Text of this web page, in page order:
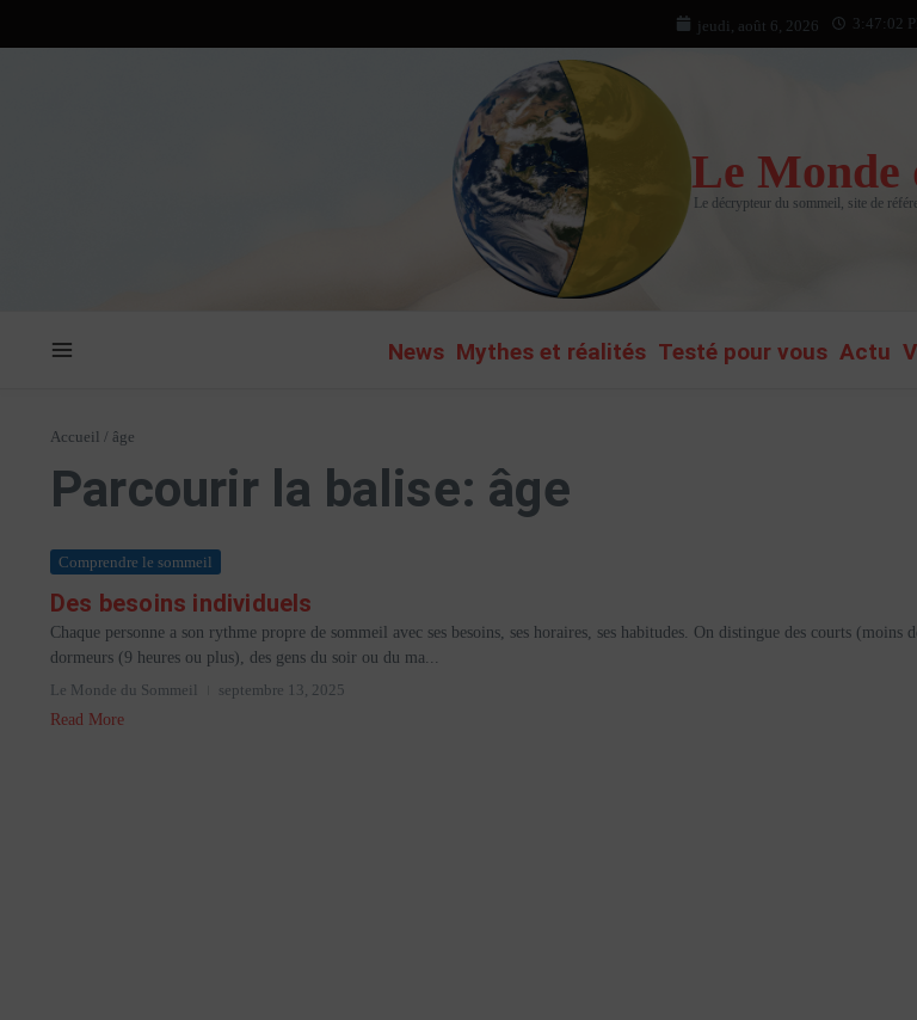
jeudi, août 6, 2026 3:47:03
Le Monde
Le décrypteur du sommeil, site de
News Mythes et réalités Testé pour vous Actu
Accueil / âge
Parcourir la balise: âge
Comprendre le sommeil
Des besoins individuels
Chaque personne a son rythme propre de sommeil avec ses besoins, ses horaires, ses habitudes. On distingue des courts (moins
dormeurs (9 heures ou plus), des gens du soir ou du ma...
Le Monde du Sommeil
septembre 13, 2025
Read More